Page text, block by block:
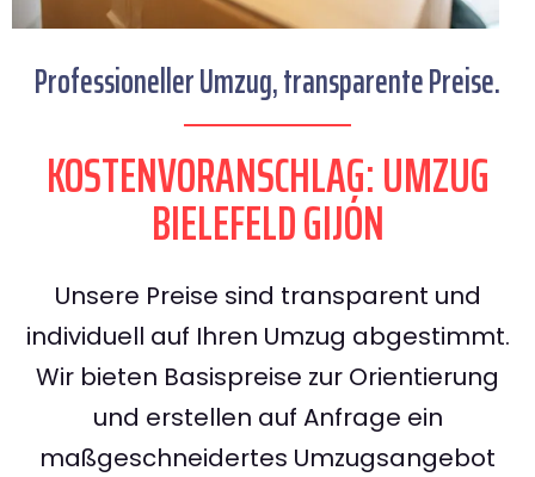
Professioneller Umzug, transparente Preise.
KOSTENVORANSCHLAG: UMZUG
BIELEFELD GIJÓN
Unsere Preise sind transparent und
individuell auf Ihren Umzug abgestimmt.
Wir bieten Basispreise zur Orientierung
und erstellen auf Anfrage ein
maßgeschneidertes Umzugsangebot